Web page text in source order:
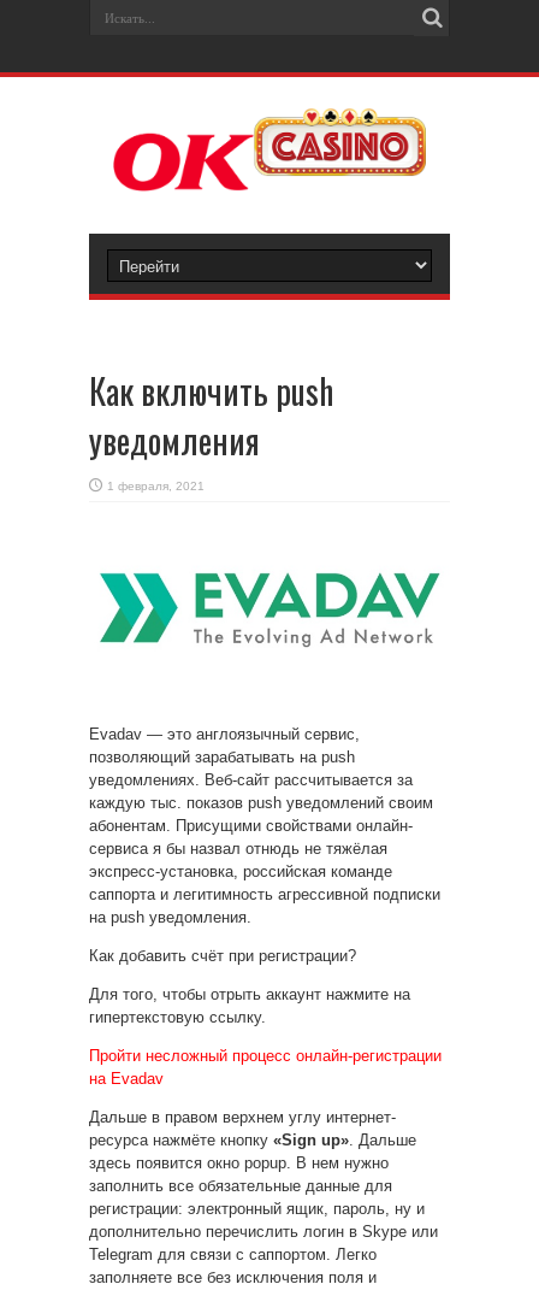
Как включить push
уведомления
1 февраля, 2021
Evadav — это англоязычный сервис,
позволяющий зарабатывать на push
уведомлениях. Веб-сайт рассчитывается за
каждую тыс. показов push уведомлений своим
абонентам. Присущими свойствами онлайн-
сервиса я бы назвал отнюдь не тяжёлая
экспресс-установка, российская команде
саппорта и легитимность агрессивной подписки
на push уведомления.
Как добавить счёт при регистрации?
Для того, чтобы отрыть аккаунт нажмите на
гипертекстовую ссылку.
Пройти несложный процесс онлайн-регистрации
на Evadav
Дальше в правом верхнем углу интернет-
ресурса нажмёте кнопку «Sign up». Дальше
здесь появится окно popup. В нем нужно
заполнить все обязательные данные для
регистрации: электронный ящик, пароль, ну и
дополнительно перечислить логин в Skype или
Telegram для связи с саппортом. Легко
заполняете все без исключения поля и